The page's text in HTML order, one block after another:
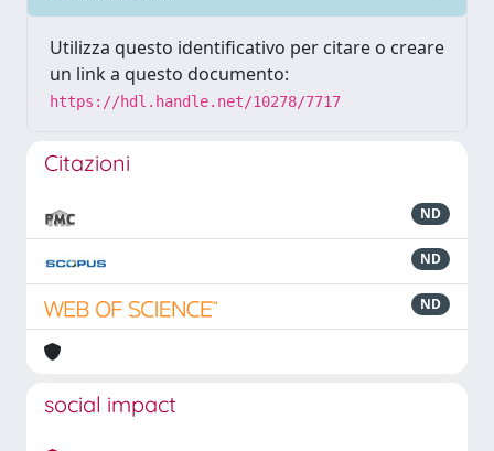
Utilizza questo identificativo per citare o creare
un link a questo documento:
https://hdl.handle.net/10278/7717
Citazioni
ND
ND
ND
social impact